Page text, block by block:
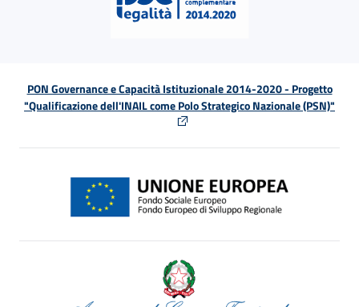
PON Governance e Capacità Istituzionale 2014-2020 - Progetto
"Qualificazione dell'INAIL come Polo Strategico Nazionale (PSN)"